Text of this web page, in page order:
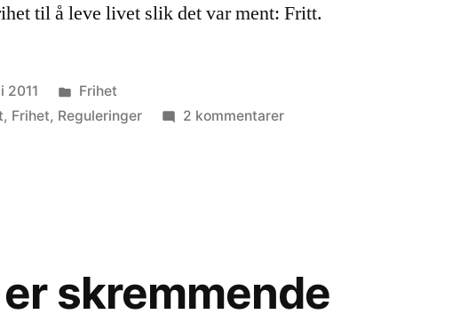
til å leve livet slik det var ment: Fritt.
2011
Publisert
i
Frihet
, Frihet, Reguleringer 2 kommentarertil
skremmende